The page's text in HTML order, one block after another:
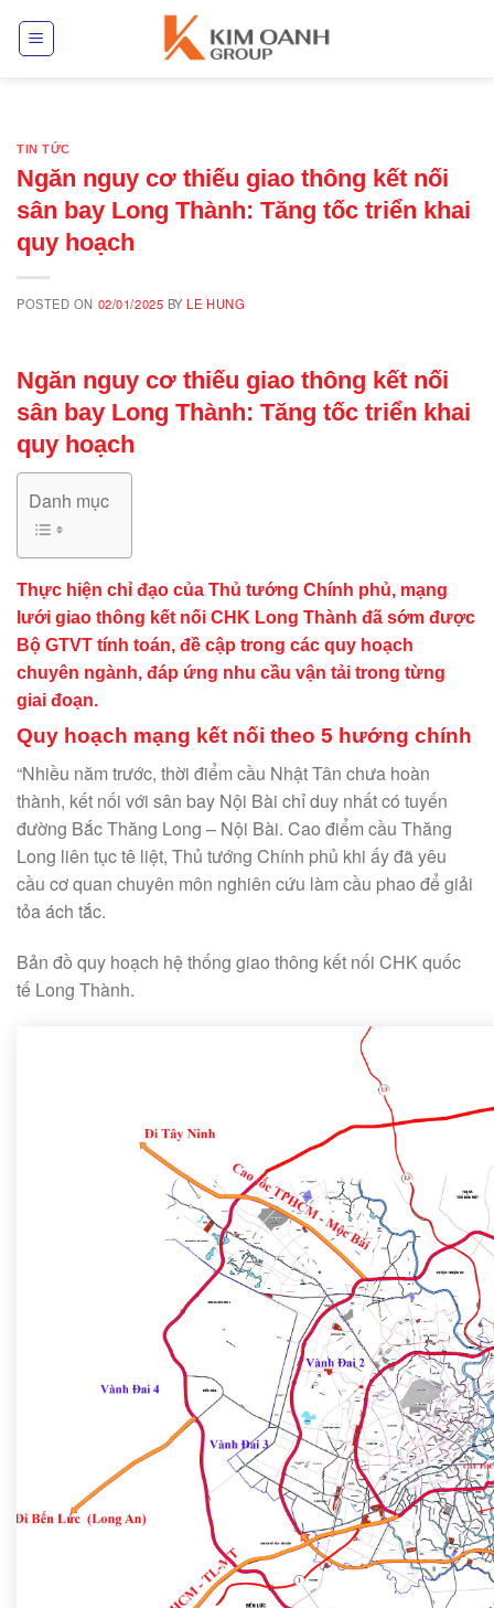
TIN TỨC
Ngăn nguy cơ thiếu giao thông kết nối
sân bay Long Thành: Tăng tốc triển khai
quy hoạch
POSTED ON 02/01/2025 BYLE HUNG
Ngăn nguy cơ thiếu giao thông kết nối
sân bay Long Thành: Tăng tốc triển khai
quy hoạch
Danh mục
Thực hiện chỉ đạo của Thủ tướng Chính phủ, mạng
lưới giao thông kết nối CHK Long Thành đã sớm được
Bộ GTVT tính toán, đề cập trong các quy hoạch
chuyên ngành, đáp ứng nhu cầu vận tải trong từng
giai đoạn.
Quy hoạch mạng kết nối theo 5 hướng chính
“Nhiều năm trước, thời điểm cầu Nhật Tân chưa hoàn
thành, kết nối với sân bay Nội Bài chỉ duy nhất có tuyến
đường Bắc Thăng Long – Nội Bài. Cao điểm cầu Thăng
Long liên tục tê liệt, Thủ tướng Chính phủ khi ấy đã yêu
cầu cơ quan chuyên môn nghiên cứu làm cầu phao để giải
tỏa ách tắc.
Bản đồ quy hoạch hệ thống giao thông kết nối CHK quốc
tế Long Thành.